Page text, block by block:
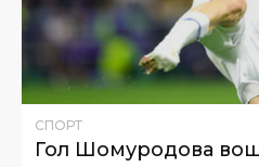
СПОРТ
Гол Шомуродова